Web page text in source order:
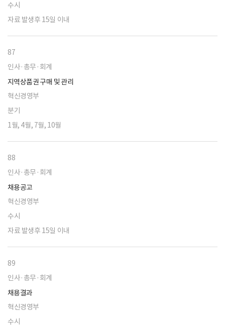
수시
자료 발생후 15일 이내
87
인사·총무·회계
지역상품권 구매 및 관리
혁신경영부
분기
1월, 4월, 7월, 10월
88
인사·총무·회계
채용공고
혁신경영부
수시
자료 발생후 15일 이내
89
인사·총무·회계
채용결과
혁신경영부
수시